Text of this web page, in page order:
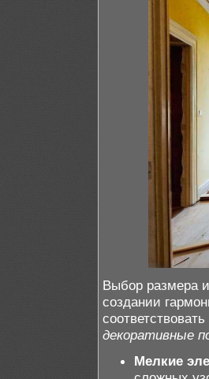
Выбор размера
создании
декоративные
Мелкие